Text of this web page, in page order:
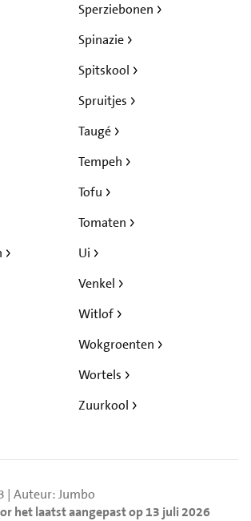
Sperziebonen
Spinazie
Spitskool
Spruitjes
Taugé
Tempeh
Tofu
Tomaten
Ui
Venkel
Witlof
Wokgroenten
Wortels
Zuurkool
| Auteur: Jumbo
het laatst aangepast op 13 juli 2026